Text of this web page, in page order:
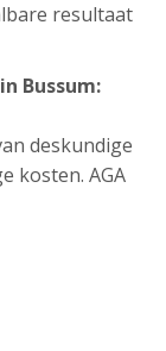
resultaat
Bussum:
deskundige
kosten. AGA